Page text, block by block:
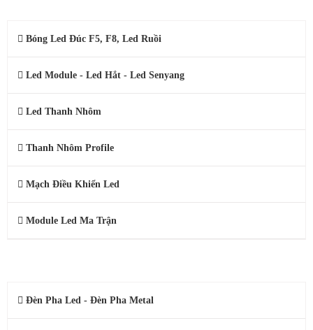
Bóng Led Đúc F5, F8, Led Ruồi
Led Module - Led Hắt - Led Senyang
Led Thanh Nhôm
Thanh Nhôm Profile
Mạch Điều Khiển Led
Module Led Ma Trận
Đèn Pha Led - Đèn Pha Metal